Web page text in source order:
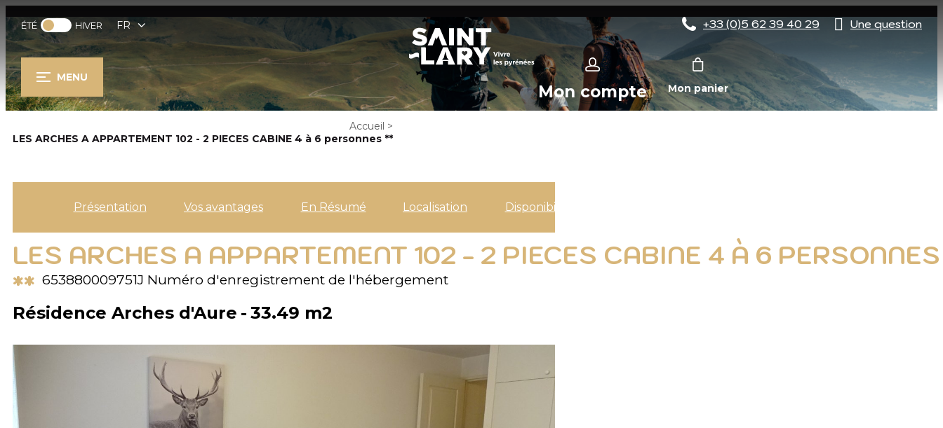
ÉTÉ HIVER FR +33 (0)5 62 39 40 29 Une question
MENU
Mon compte Mon panier
Accueil >
LES ARCHES A APPARTEMENT 102 - 2 PIECES CABINE 4 à 6 personnes **
Présentation Vos avantages En Résumé Localisation Disponibilités
LES ARCHES A APPARTEMENT 102 - 2 PIECES CABINE 4 À 6 PERSONNES
** 653880009751J Numéro d'enregistrement de l'hébergement
Résidence Arches d'Aure 33.49 m2